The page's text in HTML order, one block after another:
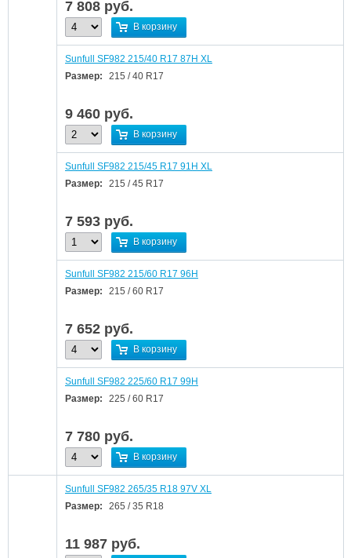
7 808 руб.
В корзину
Sunfull SF982 215/40 R17 87H XL
Размер:
215 / 40 R17
9 460 руб.
В корзину
Sunfull SF982 215/45 R17 91H XL
Размер:
215 / 45 R17
7 593 руб.
В корзину
Sunfull SF982 215/60 R17 96H
Размер:
215 / 60 R17
7 652 руб.
В корзину
Sunfull SF982 225/60 R17 99H
Размер:
225 / 60 R17
7 780 руб.
В корзину
Sunfull SF982 265/35 R18 97V XL
Размер:
265 / 35 R18
11 987 руб.